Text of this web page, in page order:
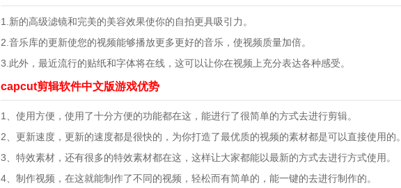
1.新的高级滤镜和完美的美容效果使你的自拍更具吸引力。
2.音乐库的更新使您的视频能够播放更多更好的音乐，使视频质量加倍。
3.此外，最近流行的贴纸和字体将在线，这可以让你在视频上充分表达各种感受。
capcut剪辑软件中文版游戏优势
1、使用方便，使用了十分方便的功能都在这，能进行了很简单的方式去进行剪辑。
2、更新速度，更新的速度都是很快的，为你打造了最优质的视频的素材都是可以直接使用的。
3、特效素材，还有很多的特效素材都在这，这样让大家都能以最新的方式去进行方式使用。
4、制作视频，在这就能制作了不同的视频，轻松而有简单的，能一键的去进行制作的。